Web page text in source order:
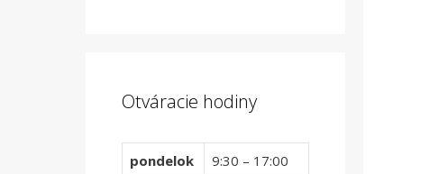
Otváracie hodiny
pondelok
9:30 – 17:00